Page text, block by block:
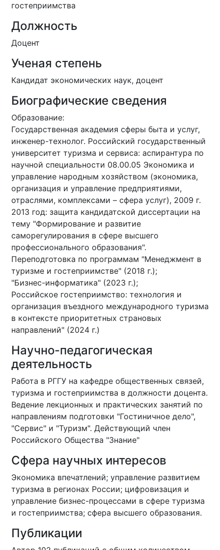
гостеприимства
Должность
Доцент
Ученая степень
Кандидат экономических наук, доцент
Биографические сведения
Образование:
Государственная академия сферы быта и услуг,
инженер-технолог. Российский государственный
университет туризма и сервиса: аспирантура по
научной специальности 08.00.05 Экономика и
управление народным хозяйством (экономика,
организация и управление предприятиями,
отраслями, комплексами – сфера услуг), 2009 г.
2013 год: защита кандидатской диссертации на
тему "Формирование и развитие
саморегулирования в сфере высшего
профессионального образования".
Переподготовка по программам "Менеджмент в
туризме и гостеприимстве" (2018 г.);
"Бизнес-информатика" (2023 г.);
Российское гостеприимство: технология и
организация въездного международного туризма
в контексте приоритетных страновых
направлений" (2024 г.)
Научно-педагогическая
деятельность
Работа в РГГУ на кафедре общественных связей,
туризма и гостеприимства в должности доцента.
Ведение лекционных и практических занятий по
направлениям подготовки "Гостиничное дело",
"Сервис" и "Туризм". Действующий член
Российского Общества "Знание"
Сфера научных интересов
Экономика впечатлений; управление развитием
туризма в регионах России; цифровизация и
управление бизнес-процессами в сфере туризма
и гостеприимства; сфера высшего образования.
Публикации